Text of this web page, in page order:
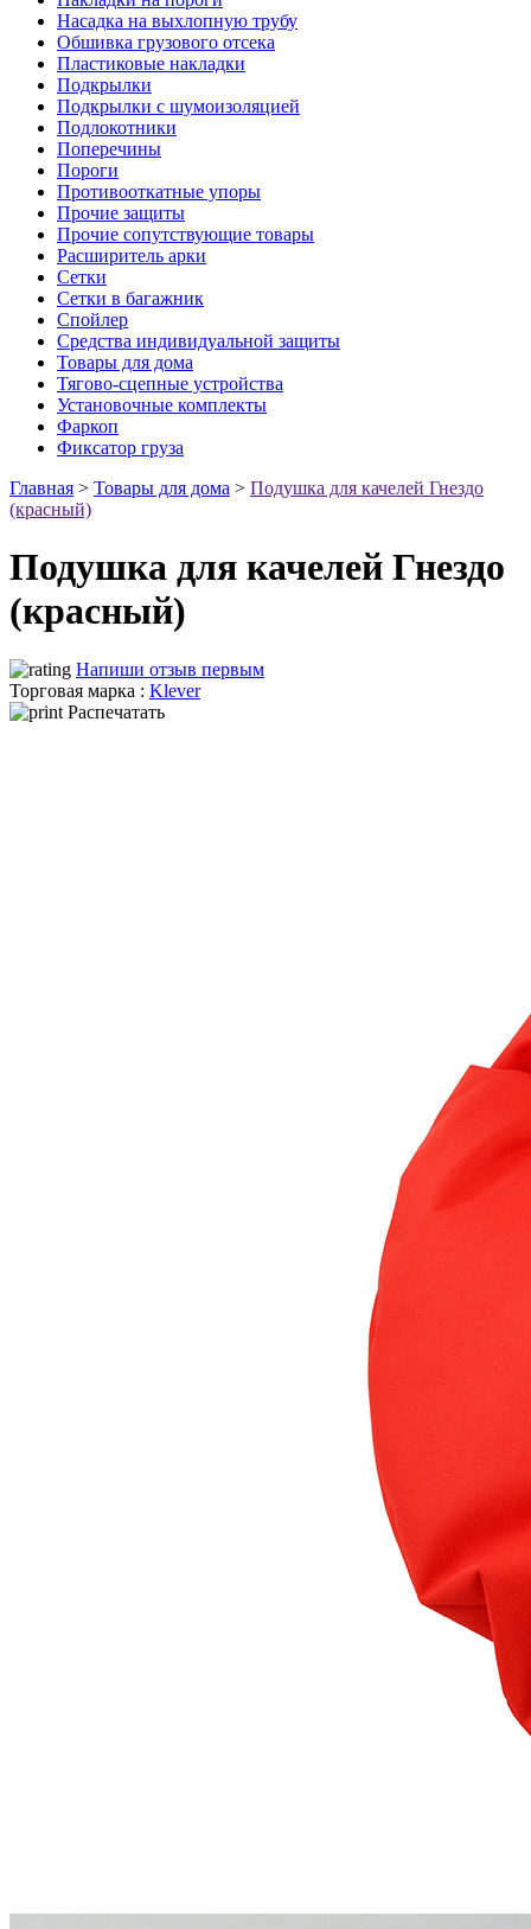
Насадка на выхлопную трубу
Обшивка грузового отсека
Пластиковые накладки
Подкрылки
Подкрылки с шумоизоляцией
Подлокотники
Поперечины
Пороги
Противооткатные упоры
Прочие защиты
Прочие сопутствующие товары
Расширитель арки
Сетки
Сетки в багажник
Спойлер
Средства индивидуальной защиты
Товары для дома
Тягово-сцепные устройства
Установочные комплекты
Фаркоп
Фиксатор груза
Главная > Товары для дома > Подушка для качелей Гнездо
(красный)
Подушка для качелей Гнездо
(красный)
Напиши отзыв первым
Торговая марка : Klever
Распечатать